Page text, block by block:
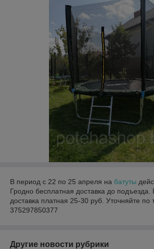
В период с 22 по 25 апреля на батуты
Гродно бесплатная доставка до
доставка платная 25-30 руб. Уточняйте по
375297850377
Другие новости рубрики